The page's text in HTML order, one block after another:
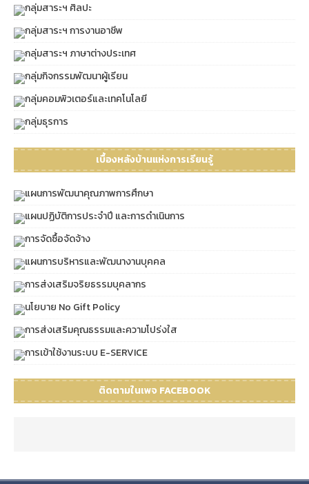
กลุ่มสาระฯ ศิลปะ
กลุ่มสาระฯ การงานอาชีพ
กลุ่มสาระฯ ภาษาต่างประเทศ
กลุ่มกิจกรรมพัฒนาผู้เรียน
กลุ่มคอมพิวเตอร์และเทคโนโลยี
กลุ่มธุรการ
เบื้องหลังบ้านแห่งการเรียนรู้
แผนการพัฒนาคุณภาพการศึกษา
แผนปฏิบัติการประจำปี และการดำเนินการ
การจัดซื้อจัดจ้าง
แผนการบริหารและพัฒนางานบุคคล
การส่งเสริมจริยธรรมบุคลากร
นโยบาย No Gift Policy
การส่งเสริมคุณธรรมและความโปร่งใส
การเข้าใช้งานระบบ E-SERVICE
ติดตามในเพจ FACEBOOK